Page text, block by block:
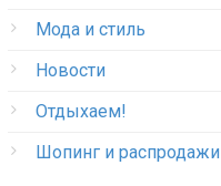
Мода и стиль
Новости
Отдыхаем!
Шопинг и распродажи